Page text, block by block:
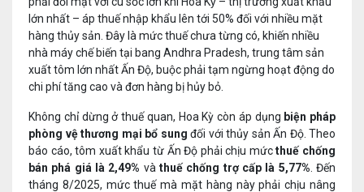
lớn nhất – áp thuế nhập khẩu lên tới 50% đối với nhiều mặt
hàng thủy sản. Đây là mức thuế chưa từng có, khiến nhiều
nhà máy chế biến tại bang Andhra Pradesh, trung tâm sản
xuất tôm lớn nhất Ấn Độ, buộc phải tạm ngừng hoạt động do
chi phí tăng cao và đơn hàng bị hủy bỏ.
Không chỉ dừng ở thuế quan, Hoa Kỳ còn áp dụng biện pháp
phòng vệ thương mại bổ sung đối với thủy sản Ấn Độ. Theo
báo cáo, tôm xuất khẩu từ Ấn Độ phải chịu mứcthuế chống
bán phá giá là 2,49% vàthuế chống trợ cấp là 5,77% . Đến
tháng 8/2025, mức thuế mà mặt hàng này phải chịu nâng